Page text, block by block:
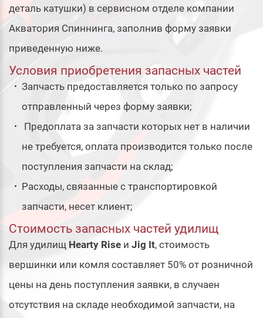
деталь катушки) в сервисном отделе компании
Акватория Спиннинга, заполнив форму заявки
приведенную ниже.
Условия приобретения запасных частей
Запчасть предоставляется только по запросу
отправленный через форму заявки;
Предоплата за запчасти которых нет в наличии
не требуется, оплата производится только после
поступления запчасти на склад;
Расходы, связанные с транспортировкой
запчасти, несет клиент;
Стоимость запасных частей удилищ
Для удилищ Hearty Rise и Jig It, стоимость
вершинки или комля составляет 50% от розничной
цены на день поступления заявки, в случаен
отсутствия на складе необходимой запчасти, на